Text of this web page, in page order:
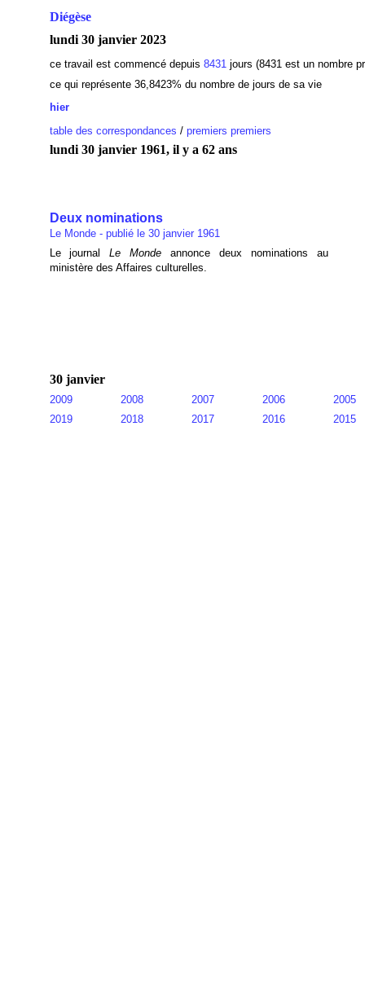
Diégèse
lundi 30 janvier 2023
ce travail est commencé depuis 8431jours (8431 est un nombre
ce qui représente 36,8423% du nombre de jours de sa vie
hier
table des correspondances / premiers premiers
lundi 30 janvier 1961, il y a 62 ans
Deux nominations
Le Monde - publié le 30 janvier 1961
Le journalLe Monde annonce deux nominations au
ministère des Affaires culturelles.
30 janvier
2009 2008 2007 2006
2005
2019
2018 2017 2016 2015